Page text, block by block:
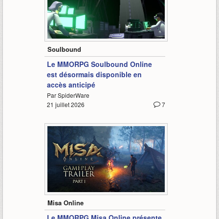
1:19
Soulbound
Le MMORPG Soulbound Online
est désormais disponible en
accès anticipé
Par SpiderWare
7
21 juillet 2026
Misa Online